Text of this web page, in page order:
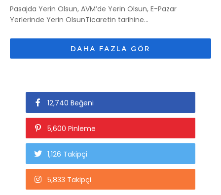
Pasajda Yerin Olsun, AVM’de Yerin Olsun, E-Pazar
Yerlerinde Yerin OlsunTicaretin tarihine...
12,740 Beğeni
5,600 Pinleme
1,126 Takipçi
5,833 Takipçi